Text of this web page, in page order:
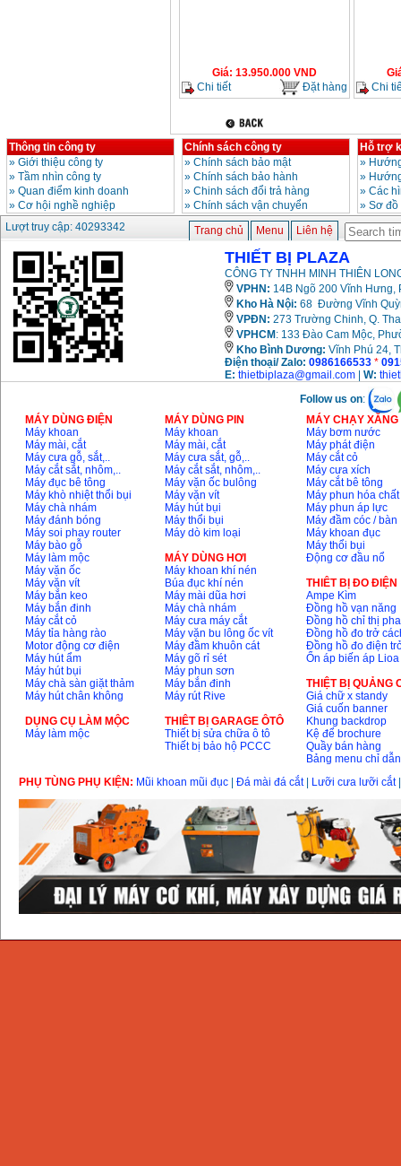
Giá: 13.950.000 VND
Chi tiết
Đặt hàng
Chi
Thông tin công ty
» Giới thiệu công ty
» Tầm nhìn công ty
» Quan điểm kinh doanh
» Cơ hội nghề nghiệp
Chính sách công ty
» Chính sách bảo mật
» Chính sách bảo hành
» Chinh sách đổi trả hàng
» Chính sách vận chuyển
Hỗ trợ
»
»
» Các
» Sơ
Lượt truy cập: 40293342
Trang chủ Menu Liên hệ
THIẾT BỊ PLAZA
CÔNG TY TNHH MINH THIÊN
VPHN: 14B Ngõ 200 Vĩnh Hưng,
Kho Hà Nội: 68 Đường Vĩnh
VPĐN: 273 Trường Chinh, Q.
VPHCM : 133 Đào Cam Mộc,
Kho Bình Dương: Vĩnh Phú 24,
Điện thoại/ Zalo: 0986166533 *
E: thietbiplaza@gmail.com W:
Follow us on:
MÁY DÙNG ĐIỆN
Máy khoan
Máy mài, cắt
Máy cưa gỗ, sắt,..
Máy cắt sắt, nhôm,..
Máy đục bê tông
Máy khò nhiệt thổi bụi
Máy chà nhám
Máy đánh bóng
Máy soi phay router
Máy bào gỗ
Máy làm mộc
Máy vặn ốc
Máy vặn vít
Máy bắn keo
Máy bắn đinh
Máy cắt cỏ
Máy tỉa hàng rào
Motor động cơ điện
Máy hút ẩm
Máy hút bụi
Máy chà sàn giặt thảm
Máy hút chân không
DỤNG CỤ LÀM MỘC
Máy làm mộc
MÁY DÙNG PIN
Máy khoan
Máy mài, cắt
Máy cưa sắt, gỗ,..
Máy cắt sắt, nhôm,..
Máy vặn ốc bulông
Máy vặn vít
Máy hút bụi
Máy thổi bụi
Máy dò kim loại
MÁY DÙNG HƠI
Máy khoan khí nén
Búa đục khí nén
Máy mài dũa hơi
Máy chà nhám
Máy cưa máy cắt
Máy vặn bu lông ốc vít
Máy đầm khuôn cát
Máy gõ rỉ sét
Máy phun sơn
Máy bắn đinh
Máy rút Rive
THIÊT BỊ GARAGE ÔTÔ
Thiết bị sửa chữa ô tô
Thiết bị bảo hộ PCCC
MÁY CHẠY
Máy bơm nước
Máy phát điện
Máy cắt cỏ
Máy cưa xích
Máy cắt bê tông
Máy phun hóa chất
Máy phun áp lực
Máy đầm cóc / bàn
Máy khoan đục
Máy thổi bụi
Động cơ đầu nổ
THIÊT BỊ ĐO ĐIỆN
Ampe Kìm
Đồng hồ vạn năng
Đồng hồ chỉ thị pha
Đồng hồ đo trở
Đồng hồ đo điện
Ổn áp biến áp Lioa
THIỆT BỊ QUẢNG
Giá chữ x standy
Giá cuốn banner
Khung backdrop
Kệ để brochure
Quầy bán hàng
Bảng menu chỉ dẫn
PHỤ TÙNG PHỤ KIỆN: Mũi khoan mũi đục Đá mài đá cắt| Lưỡi cưa lưỡi cắt